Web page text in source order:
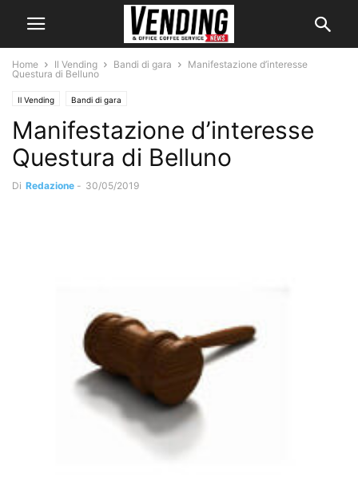
Home Il Vending Bandi di gara
Manifestazione d’interesse
Questura di Belluno
Il Vending Bandi di gara
Manifestazione d’interesse
Questura di Belluno
Di Redazione - 30/05/2019